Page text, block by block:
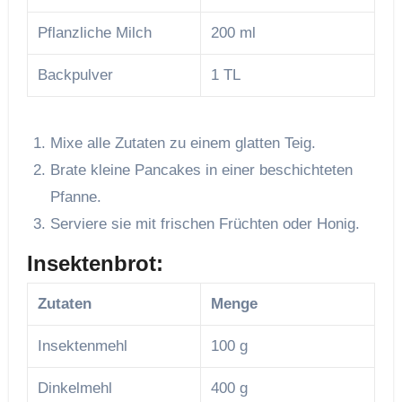
Pflanzliche Milch 200 ml
Backpulver 1 TL
Mixe alle Zutaten zu einem glatten Teig.
Brate kleine Pancakes in einer beschichteten
Pfanne.
Serviere sie mit frischen Früchten oder Honig.
Insektenbrot:
Zutaten Menge
Insektenmehl 100 g
Dinkelmehl 400 g